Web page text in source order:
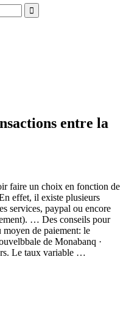
entre la
faire un choix en fonction de
effet, il existe plusieurs
services, paypal ou encore
… Des conseils pour
moyen de paiement: le
de Monabanq ·
Le taux variable …